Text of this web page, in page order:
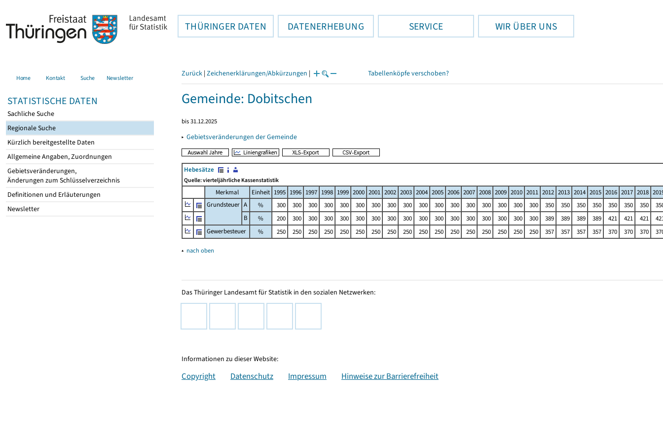
THÜRINGER DATEN DATENERHEBUNG SERVICE WIR ÜBER UNS
Home Kontakt Suche Newsletter
STATISTISCHE DATEN
Sachliche Suche
Regionale Suche
Kürzlich bereitgestellte Daten
Allgemeine Angaben, Zuordnungen
Gebietsveränderungen,
Änderungen zum Schlüsselverzeichnis
Definitionen und Erläuterungen
Newsletter
Zurück | Zeichenerklärungen/Abkürzungen | Tabellenköpfe verschoben?
Gemeinde: Dobitschen
bis 31.12.2025
▸ Gebietsveränderungen der Gemeinde
Hebesätze
Quelle: vierteljährliche Kassenstatistik
Merkmal Einheit 1995 1996 1997 1998 1999 2000 2001 2002 2003 2004 2005 2006 2007 2008 2009 2010 2011 2012 2013 2014 2015 2016 2017 2018
Grundsteuer A % 300 300 300 300 300 300 300 300 300 300 300 300 300 300 300 300 300 350 350 350 350 350 350 350
B
% 200 300 300 300 300 300 300 300 300 300 300 300 300 300 300 300 300 389 389 389 389 421 421 421
Gewerbesteuer
% 250 250 250 250 250 250 250 250 250 250 250 250 250 250 250 250 250 357 357 357 357 370 370 370
▴ nach oben
Das Thüringer Landesamt für Statistik in den sozialen Netzwerken:
Informationen zu dieser Website:
Copyright Datenschutz Impressum Hinweise zur Barrierefreiheit